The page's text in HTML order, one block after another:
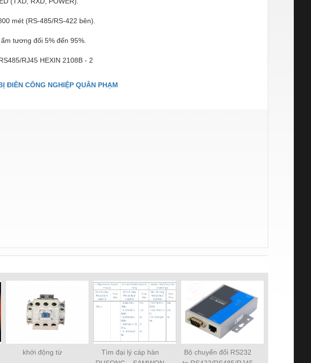
mét (RS-485/RS-422 bên).
tương đối 5% đến 95%.
RJ45 HEXIN 2108B - 2
ĐIÊN CÔNG NGHIỆP QUÂN PHẠM
khởi động từ
Tìm đại lý cáp hàn
Bộ chuyển đổi RS232